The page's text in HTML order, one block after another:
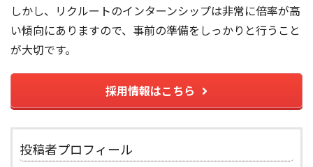
しかし、リクルートのインターンシップは非常に倍率が高
い傾向にありますので、事前の準備をしっかりと行うこと
が大切です。
採用情報はこちら
投稿者プロフィール